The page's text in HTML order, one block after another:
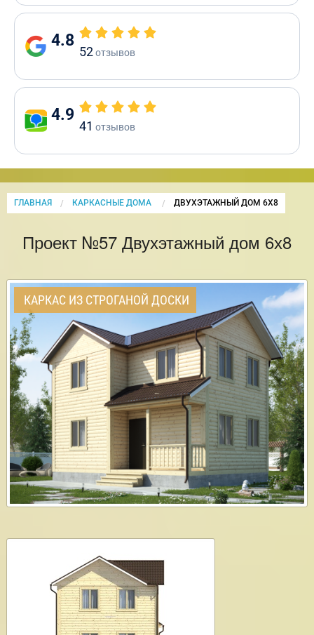
4.8
52отзывов
4.9
41 отзывов
ГЛАВНАЯ КАРКАСНЫЕ ДОМА CURRENT:
ДВУХЭТАЖНЫЙ ДОМ 6Х8
Проект №57 Двухэтажный дом 6х8
КАРКАС ИЗ СТРОГАНОЙ ДОСКИ